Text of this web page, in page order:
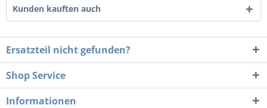
Kunden kauften auch
Ersatzteil nicht gefunden?
Shop Service
Informationen